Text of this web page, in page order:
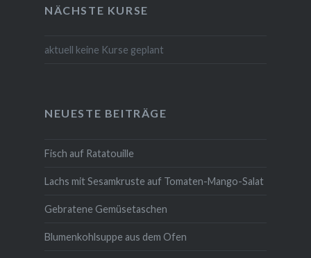
NÄCHSTE KURSE
aktuell keine Kurse geplant
NEUESTE BEITRÄGE
Fisch auf Ratatouille
Lachs mit Sesamkruste auf Tomaten-Mango-Salat
Gebratene Gemüsetaschen
Blumenkohlsuppe aus dem Ofen